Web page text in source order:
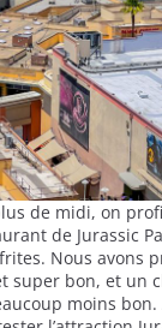
de midi, on
de Jurassic
Nous avons
super bon, et un
moins